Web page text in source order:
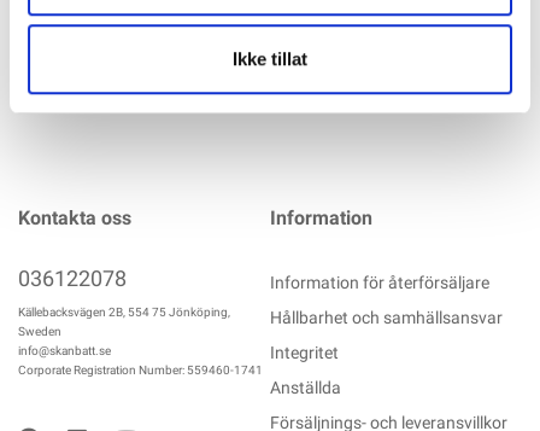
Ikke tillat
Kontakta oss
036122078
Källebacksvägen 2B, 554 75 Jönköping,
Sweden
info@skanbatt.se
Corporate Registration Number: 559460-1741
Information
Information för återförsäljare
Hållbarhet och samhällsansvar
Integritet
Anställda
Försäljnings- och leveransvillkor